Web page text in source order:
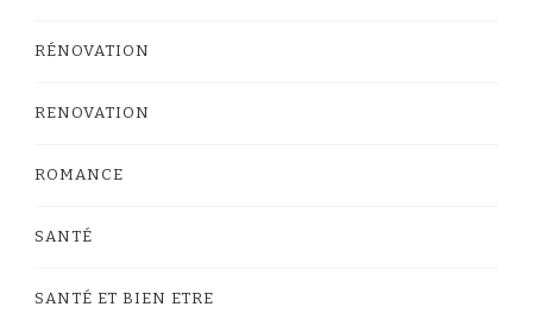
RÉNOVATION
RENOVATION
ROMANCE
SANTÉ
SANTÉ ET BIEN ETRE